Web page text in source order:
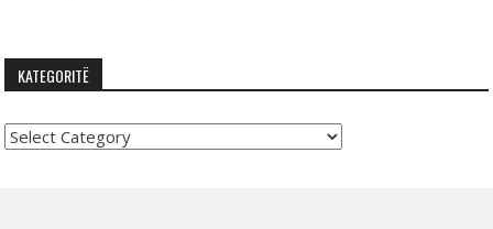
KATEGORITË
Kategoritë